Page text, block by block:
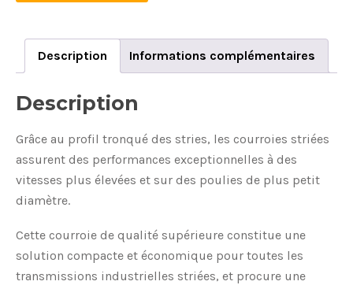
Description Informations complémentaires
Description
Grâce au profil tronqué des stries, les courroies striées
assurent des performances exceptionnelles à des
vitesses plus élevées et sur des poulies de plus petit
diamètre.
Cette courroie de qualité supérieure constitue une
solution compacte et économique pour toutes les
transmissions industrielles striées, et procure une